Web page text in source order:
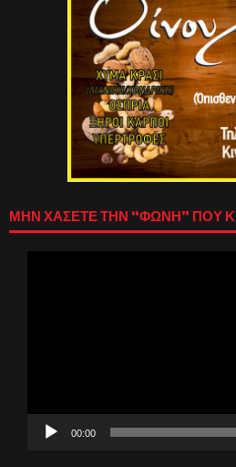
ΜΗΝ ΧΑΣΕΤΕ ΤΗΝ “ΦΩΝΗ” ΠΟΥ
00:00